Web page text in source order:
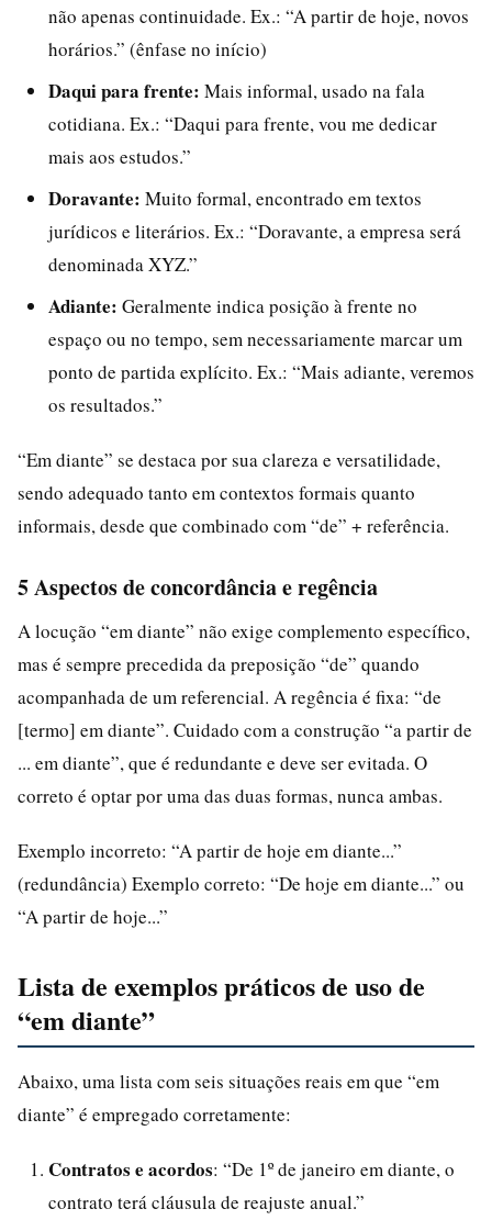
não apenas continuidade. Ex.: “A partir de hoje, novos
horários.” (ênfase no início)
Daqui para frente: Mais informal, usado na fala
cotidiana. Ex.: “Daqui para frente, vou me dedicar
mais aos estudos.”
Doravante: Muito formal, encontrado em textos
jurídicos e literários. Ex.: “Doravante, a empresa será
denominada XYZ.”
Adiante: Geralmente indica posição à frente no
espaço ou no tempo, sem necessariamente marcar um
ponto de partida explícito. Ex.: “Mais adiante, veremos
os resultados.”
“Em diante” se destaca por sua clareza e versatilidade,
sendo adequado tanto em contextos formais quanto
informais, desde que combinado com “de” + referência.
5 Aspectos de concordância e regência
A locução “em diante” não exige complemento específico,
mas é sempre precedida da preposição “de” quando
acompanhada de um referencial. A regência é fixa: “de
[termo] em diante”. Cuidado com a construção “a partir de
... em diante”, que é redundante e deve ser evitada. O
correto é optar por uma das duas formas, nunca ambas.
Exemplo incorreto: “A partir de hoje em diante...”
(redundância) Exemplo correto: “De hoje em diante...” ou
“A partir de hoje...”
Lista de exemplos práticos de uso de
“em diante”
Abaixo, uma lista com seis situações reais em que “em
diante” é empregado corretamente:
Contratos e acordos: “De 1º de janeiro em diante, o
contrato terá cláusula de reajuste anual.”